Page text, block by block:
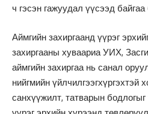
ч гэсэн гажуудал үүсээд
Аймгийн захиргаанд үүрэг
захиргааны хуваариа УИХ,
аймгийн захиргаа нь санал
нийгмийн үйлчилгээгхүргэхтэй
санхүүжилт, татварын